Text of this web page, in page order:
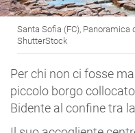
Santa Sofia (FC), Panoramica
ShutterStock
Per chi non ci fosse
piccolo borgo
Bidente al confine tra